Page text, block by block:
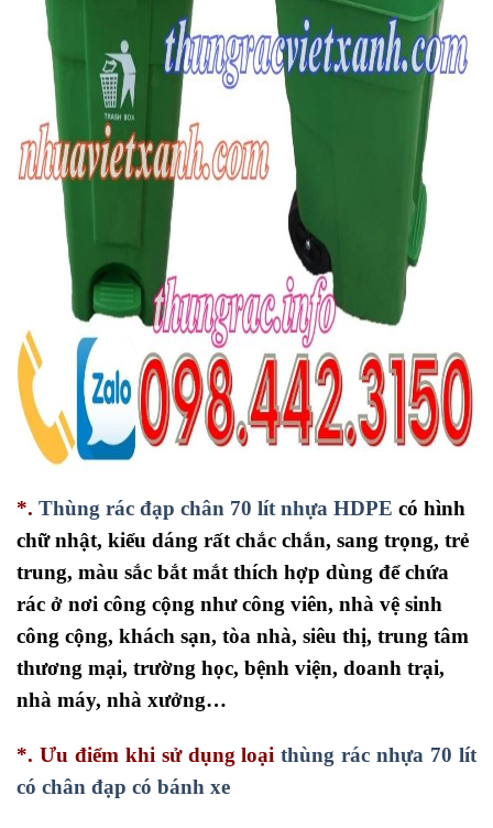
*. Thùng rác đạp chân 70 lít nhựa HDPE có hình
chữ nhật, kiểu dáng rất chắc chắn, sang trọng, trẻ
trung, màu sắc bắt mắt thích hợp dùng để chứa
rác ở nơi công cộng như công viên, nhà vệ sinh
công cộng, khách sạn, tòa nhà, siêu thị, trung tâm
thương mại, trường học, bệnh viện, doanh trại,
nhà máy, nhà xưởng…
*. Ưu điểm khi sử dụng loạithùng rác nhựa 70 lít
có chân đạp có bánh xe